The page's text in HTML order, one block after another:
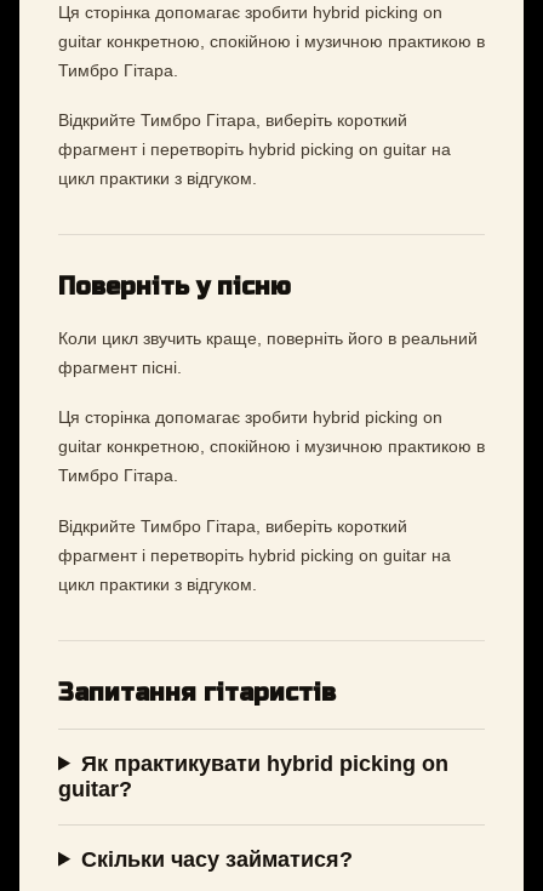
Ця сторінка допомагає зробити hybrid picking on
guitar конкретною, спокійною і музичною практикою в
Тимбро Гітара.
Відкрийте Тимбро Гітара, виберіть короткий
фрагмент і перетворіть hybrid picking on guitar на
цикл практики з відгуком.
Поверніть у пісню
Коли цикл звучить краще, поверніть його в реальний
фрагмент пісні.
Ця сторінка допомагає зробити hybrid picking on
guitar конкретною, спокійною і музичною практикою в
Тимбро Гітара.
Відкрийте Тимбро Гітара, виберіть короткий
фрагмент і перетворіть hybrid picking on guitar на
цикл практики з відгуком.
Запитання гітаристів
Як практикувати hybrid picking on
guitar?
Скільки часу займатися?